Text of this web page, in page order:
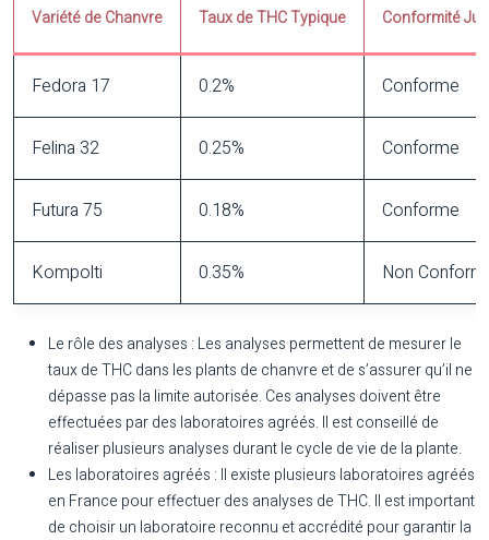
Variété de Chanvre Taux de THC Typique Conformité
Fedora 17 0.2% Conforme
Felina 32 0.25% Conforme
Futura 75 0.18% Conforme
Kompolti 0.35% Non
Le rôle des analyses : Les analyses permettent de mesurer le
taux de THC dans les plants de chanvre et de s’assurer qu’il ne
dépasse pas la limite autorisée. Ces analyses doivent être
effectuées par des laboratoires agréés. Il est conseillé de
réaliser plusieurs analyses durant le cycle de vie de la plante.
Les laboratoires agréés : Il existe plusieurs laboratoires agréés
en France pour effectuer des analyses de THC. Il est important
de choisir un laboratoire reconnu et accrédité pour garantir la